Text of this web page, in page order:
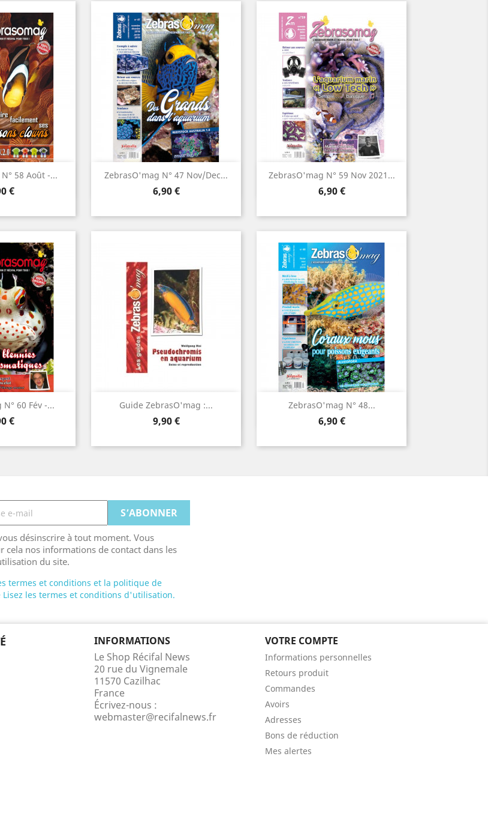
58 Août -...
€
rapide ZebrasO'mag N° 47 Nov/dec...
Prix
6,90 €
Aperçu rapide ZebrasO'mag N° 59 Nov 2021...
Prix
6,90 €
Aperçu rapide
60 Fév -...
€
rapide Guide ZebrasO'mag :...
Prix
9,90 €
Aperçu rapide ZebrasO'mag N° 48...
Prix
6,90 €
Aperçu rapide
désinscrire à tout moment. Vous
cela nos informations de contact dans les
du site.
termes et conditions et la politique de
les termes et conditions d'utilisation.
INFORMATIONS
Le Shop Récifal News
20 rue du Vignemale
11570 Cazilhac
France
Écrivez-nous :
webmaster@recifalnews.fr
VOTRE COMPTE
Informations personnelles
Retours produit
Commandes
Avoirs
Adresses
Bons de réduction
Mes alertes